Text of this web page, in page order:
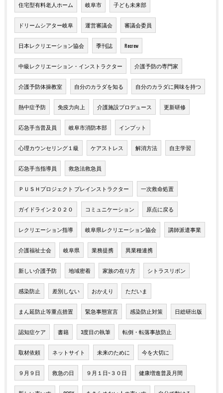
住宅型有料老人ホーム 岐阜市 子ども未来部
ドリームシアター岐阜 運営審議会 審議会委員
日本レクリエーション協会 季刊誌 Recrew
中級レクリエーション・インストラクター 介護予防の専門家
介護予防体操教室 自分のカラダを知る 自分のカラダに興味を持つ
熱中症予防 免疫力向上 介護施設プロデュース 更新研修
応急手当普及員 岐阜市消防本部 インプット
心理カウンセリング１級 ケアストレス 解消方法 自主学習
応急手当指導員 救急法救急員
ＰＵＳＨプロジェクト プレインストラクター 一次救命処置
ガイドライン２０２０ コミュニケーション 原点に戻る
レクリエーション指導 岐阜県レクリエーション協会 講師派遣事業
介護福祉士会 岐阜県 業務提携 異業種連携
新しい介護予防 地域密着 家族の在り方 シトラスリボン
感染防止 差別しない おかえり ただいま
まん延防止等重点措置 緊急事態宣言 感染防止対策 日総研出版
認知症ケア 書籍 3度目の執筆 転倒・転落事故防止
取材依頼 ネットサイト 未来のために 今を大切に
９月９日 救急の日 ９月１日~３０日 健康増進普及月間